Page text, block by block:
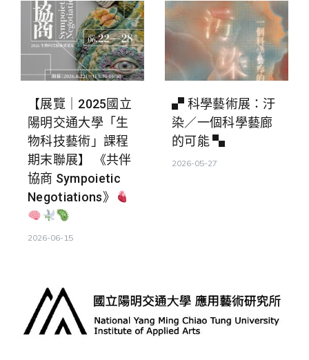
【展覽｜2025國立
陽明交通大學「生
物科技藝術」課程
期末聯展】 《共伴
協商 Sympoietic
Negotiations》
2026-06-15
▞ 科學藝術展：汙
染／一個科學藝廊
的可能 ▚
2026-05-27